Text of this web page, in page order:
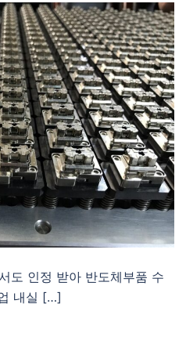
서도 인정 받아 반도체부품 수
내실 […]